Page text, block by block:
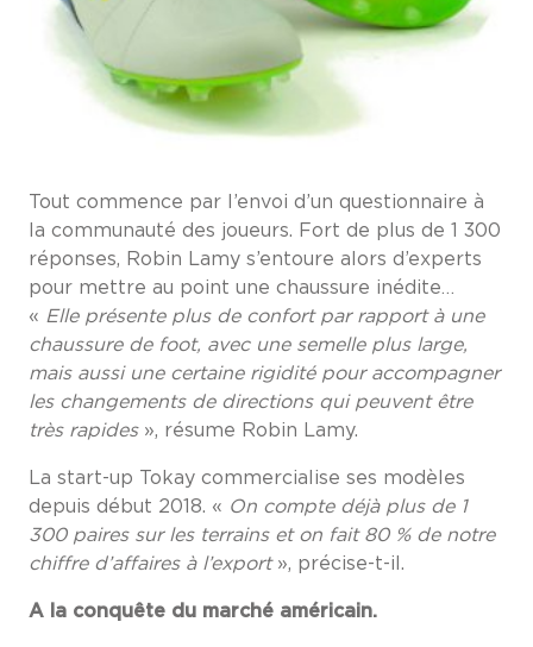
Tout commence par l’envoi d’un questionnaire à
la communauté des joueurs. Fort de plus de 1 300
réponses, Robin Lamy s’entoure alors d’experts
pour mettre au point une chaussure inédite…
« Elle présente plus de confort par rapport à une
chaussure de foot, avec une semelle plus large,
mais aussi une certaine rigidité pour accompagner
les changements de directions qui peuvent être
très rapides », résume Robin Lamy.
La start-up Tokay commercialise ses modèles
depuis début 2018. « On compte déjà plus de 1
300 paires sur les terrains et on fait 80 % de notre
chiffre d’affaires à l’export », précise-t-il.
A la conquête du marché américain.